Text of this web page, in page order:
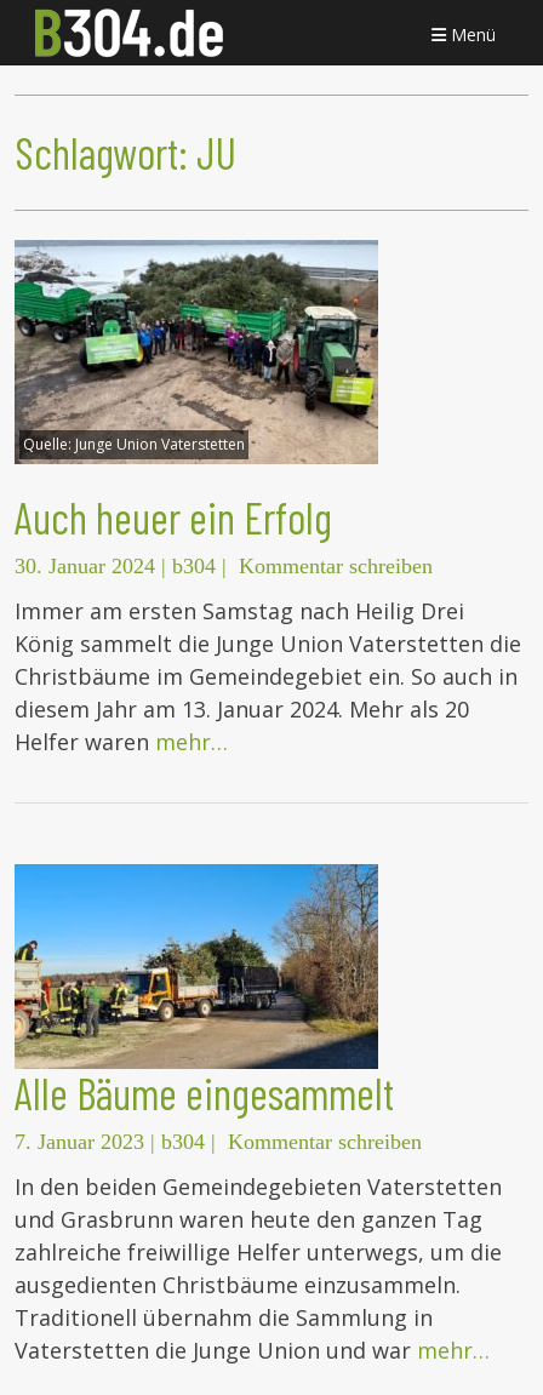
Menü
Schlagwort: JU
Quelle: Junge Union Vaterstetten
Auch heuer ein Erfolg
30. Januar 2024 | b304 | Kommentar schreiben
Immer am ersten Samstag nach Heilig Drei
König sammelt die Junge Union Vaterstetten die
Christbäume im Gemeindegebiet ein. So auch in
diesem Jahr am 13. Januar 2024. Mehr als 20
Helfer waren mehr…
Alle Bäume eingesammelt
7. Januar 2023 | b304 | Kommentar schreiben
In den beiden Gemeindegebieten Vaterstetten
und Grasbrunn waren heute den ganzen Tag
zahlreiche freiwillige Helfer unterwegs, um die
ausgedienten Christbäume einzusammeln.
Traditionell übernahm die Sammlung in
Vaterstetten die Junge Union und war mehr…